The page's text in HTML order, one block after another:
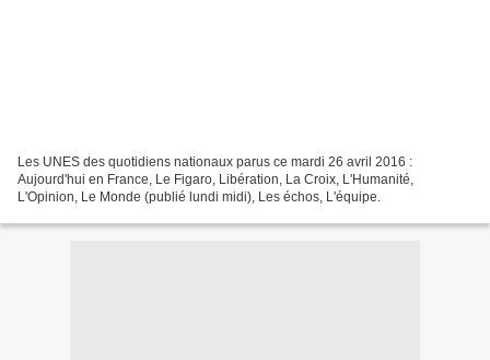
Les UNES des quotidiens nationaux parus ce mardi 26 avril 2016 :
Aujourd'hui en France, Le Figaro, Libération, La Croix, L'Humanité,
L'Opinion, Le Monde (publié lundi midi), Les échos, L'équipe.